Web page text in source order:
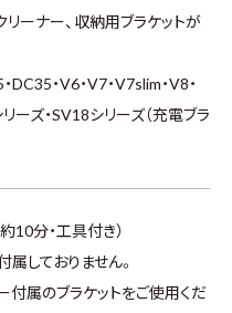
リーナー、収納用ブラケットが
DC35・V6・V7・V7slim・V8・
ーズ・SV18シリーズ（充電ブラ
10分・工具付き）
しておりません。
付属のブラケットをご使用くだ